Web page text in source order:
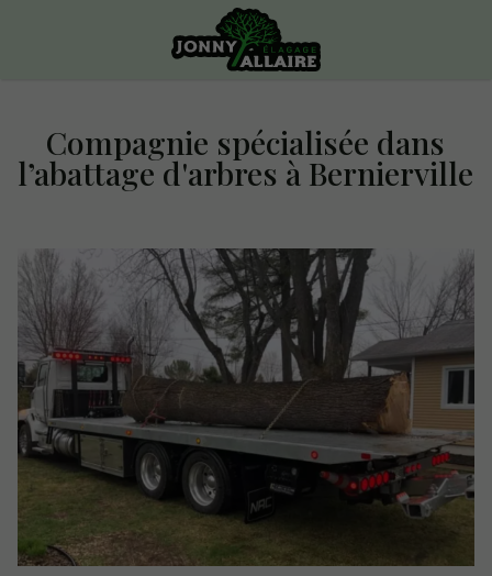
Compagnie spécialisée dans
l’abattage d'arbres à Bernierville